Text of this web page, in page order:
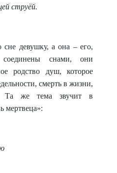
струёй.
девушку, а она – его,
снами, они
родство душ, которое
смерть в жизни,
же тема звучит в
мертвеца»: